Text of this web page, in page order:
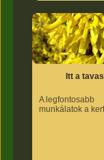
Itt a
A legfontosabb
munkálatok a